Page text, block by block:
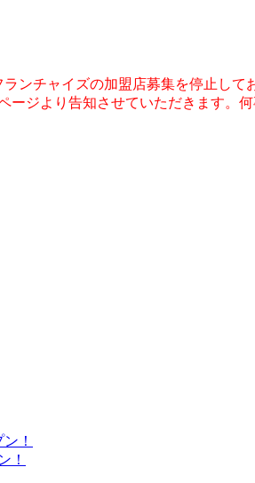
ンチャイズの加盟店募集を停止して
ージより告知させていただきます。何
！
！